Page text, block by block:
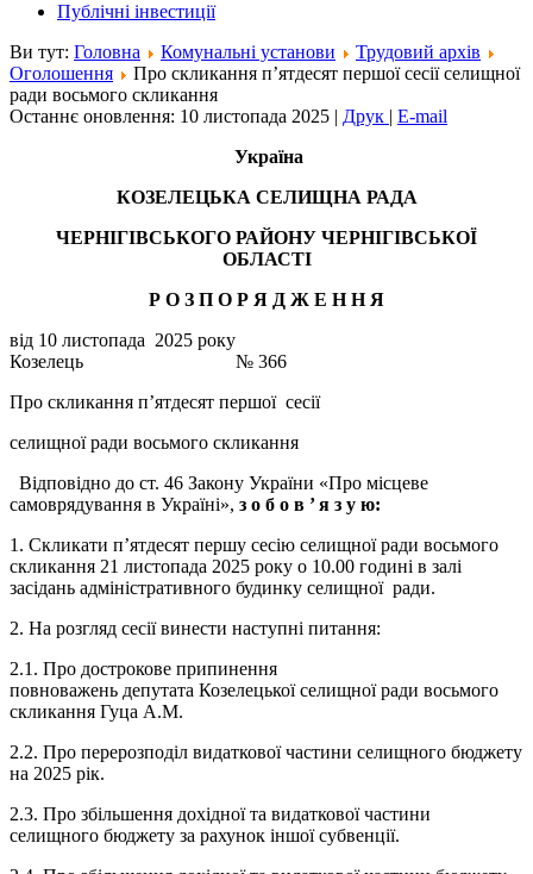
Публічні інвестиції
Ви тут: Головна Комунальні установи
Трудовий архів
Оголошення
Про скликання п’ятдесят першої сесії селищної
ради восьмого скликання
Останнє оновлення: 10 листопада 2025 | Друк | E-mail
Україна
КОЗЕЛЕЦЬКА СЕЛИЩНА РАДА
ЧЕРНІГІВСЬКОГО РАЙОНУ ЧЕРНІГІВСЬКОЇ
ОБЛАСТІ
Р О З П О Р Я Д Ж Е ННЯ
від 10 листопада 2025 року
Козелець № 366
Про скликання п’ятдесят першої сесії
селищної ради восьмого скликання
Відповідно до ст. 46 Закону України «Про місцеве
самоврядування в Україні», з о б о в ’я з у ю:
1. Скликати п’ятдесят першу сесію селищної ради восьмого
скликання 21 листопада 2025 року о 10.00 годині в залі
засідань адміністративного будинку селищної ради.
2. На розгляд сесії винести наступні питання:
2.1. Про дострокове припинення
повноважень депутата Козелецької селищної ради восьмого
скликання Гуца А.М.
2.2. Про перерозподіл видаткової частини селищного бюджету
на 2025 рік.
2.3. Про збільшення дохідної та видаткової частини
селищного бюджету за рахунок іншої субвенції.